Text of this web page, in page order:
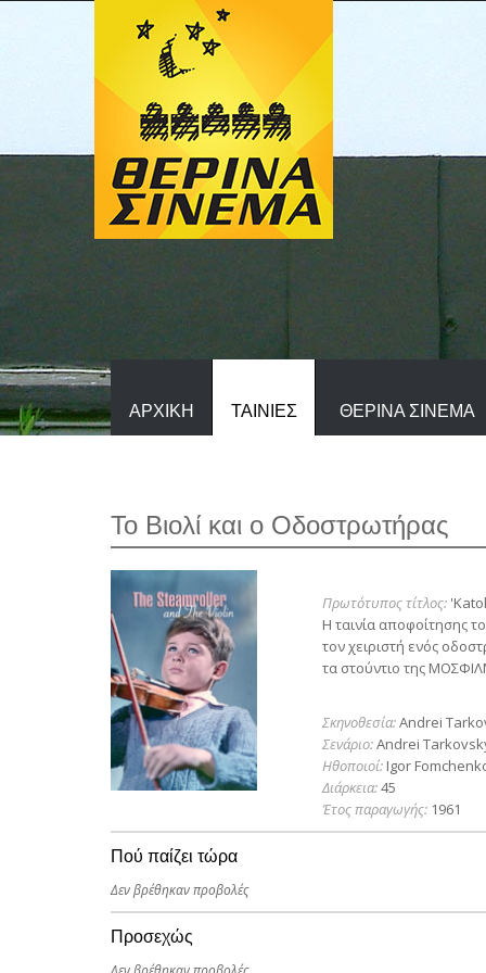
ΑΡΧΙΚΗ ΤΑΙΝΙΕΣ ΘΕΡΙΝΑ ΣΙΝΕΜΑ
Το Βιολί και ο Οδοστρωτήρας
Πρωτότυπος τίτλος:
Η ταινία αποφοίτησης
τον χειριστή ενός
τα στούντιο της
Σκηνοθεσία:Andrei
Σενάριο:Andrei
Ηθοποιοί: Igor
Διάρκεια:45
Έτος παραγωγής: 1961
Πού παίζει τώρα
Δεν βρέθηκαν προβολές
Προσεχώς